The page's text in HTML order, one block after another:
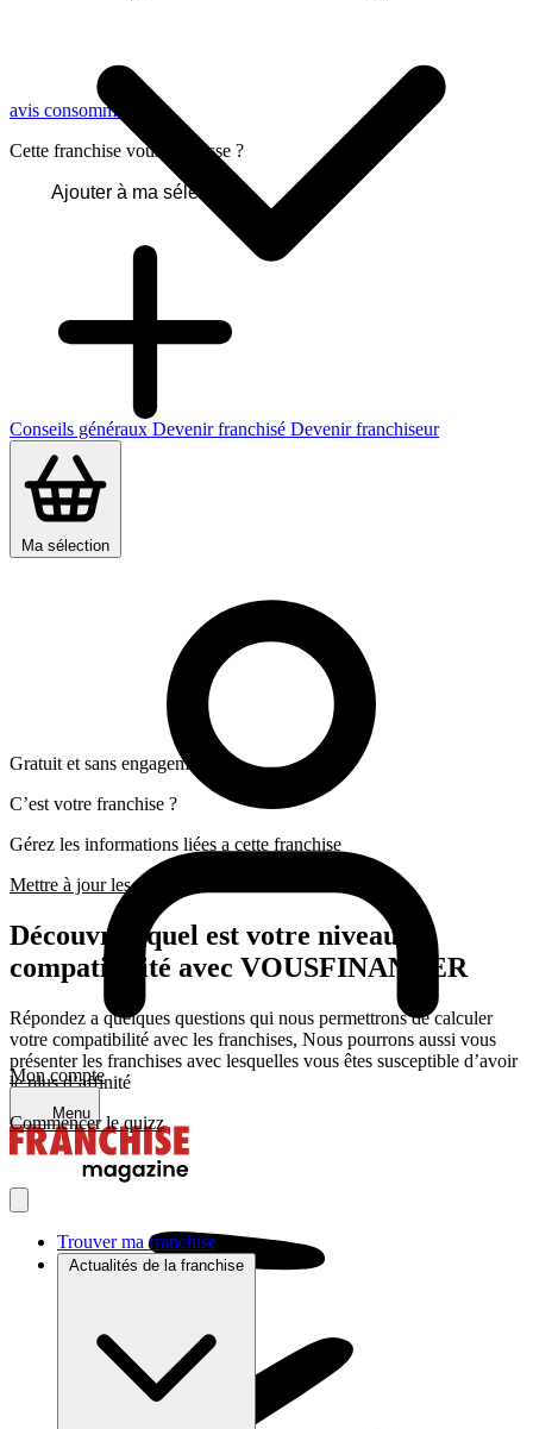
Conseils généraux Devenir franchisé Devenir franchiseur
Ma sélection
Mon compte
Menu
Trouver ma franchise
Actualités de la franchise
avis consommateurs
Cette franchise vous intéresse ?
Ajouter à ma sélection
Gratuit et sans engagement
C’est votre franchise ?
Gérez les informations liées a cette franchise
Mettre à jour les infos
Découvrez quel est votre niveau de
compatibilité avec VOUSFINANCER
Répondez a quelques questions qui nous permettrons de calculer
votre compatibilité avec les franchises, Nous pourrons aussi vous
présenter les franchises avec lesquelles vous êtes susceptible d’avoir
le plus d’affinité
Commencer le quizz